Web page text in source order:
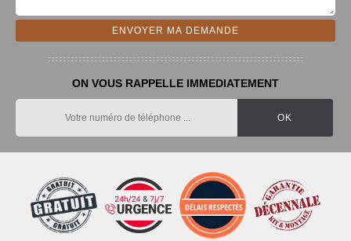
ON VOUS RAPPELLE IMMEDIATEMENT